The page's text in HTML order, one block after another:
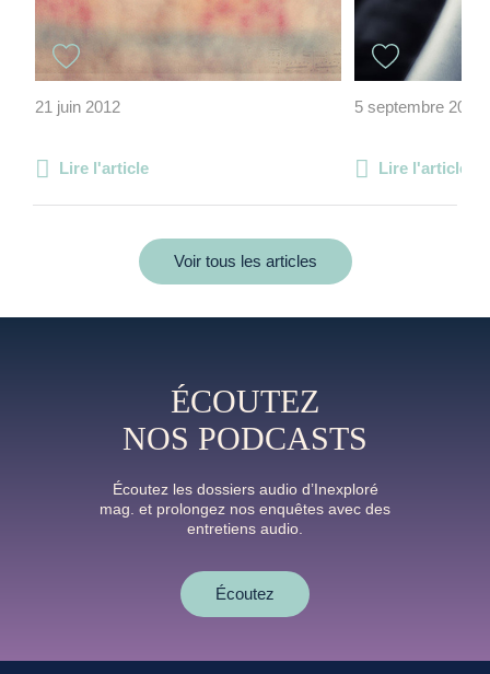
21 juin 2012
Lire l'article
5 septembre 2012
Lire l'article
Voir tous les articles
ÉCOUTEZ
NOS PODCASTS
Écoutez les dossiers audio d’Inexploré
mag. et prolongez nos enquêtes avec des
entretiens audio.
Écoutez